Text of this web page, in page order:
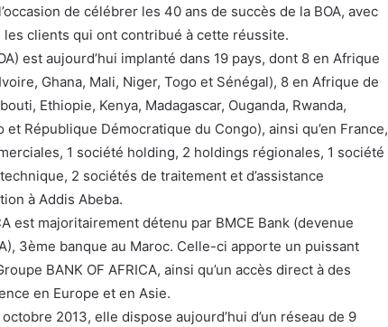
de célébrer les 40 ans de succès de la BOA, avec
clients qui ont contribué à cette réussite.
est aujourd’hui implanté dans 19 pays, dont 8 en Afrique
Ghana, Mali, Niger, Togo et Sénégal), 8 en Afrique de
Ethiopie, Kenya, Madagascar, Ouganda, Rwanda,
République Démocratique du Congo), ainsi qu’en France,
1 société holding, 2 holdings régionales, 1 société
2 sociétés de traitement et d’assistance
à Addis Abeba.
est majoritairement détenu par BMCE Bank (devenue
3ème banque au Maroc. Celle-ci apporte un puissant
BANK OF AFRICA, ainsi qu’un accès direct à des
en Europe et en Asie.
2013, elle dispose aujourd’hui d’un réseau de 9